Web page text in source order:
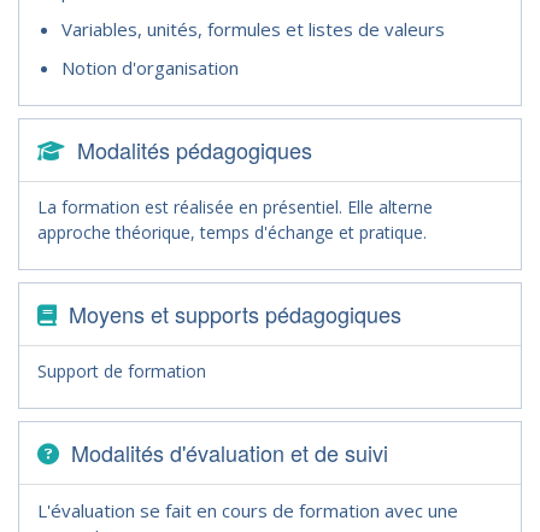
Variables, unités, formules et listes de valeurs
Notion d'organisation
Modalités pédagogiques
La formation est réalisée en présentiel. Elle alterne
approche théorique, temps d'échange et pratique.
Moyens et supports pédagogiques
Support de formation
Modalités d'évaluation et de suivi
L'évaluation se fait en cours de formation avec une